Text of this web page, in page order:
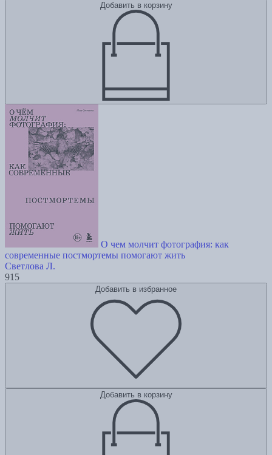
Добавить в корзину
О чем молчит фотография: как
современные постмортемы помогают жить
Светлова Л.
915
Добавить в избранное
Добавить в корзину